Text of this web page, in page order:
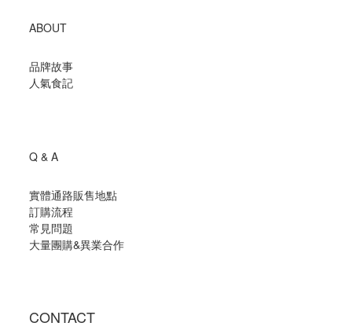
ABOUT
品牌故事
人氣食記
Q & A
實體通路販售地點
訂購流程
常見問題
大量團購&異業合作
CONTACT